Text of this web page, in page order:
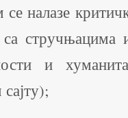
налазе
са
и